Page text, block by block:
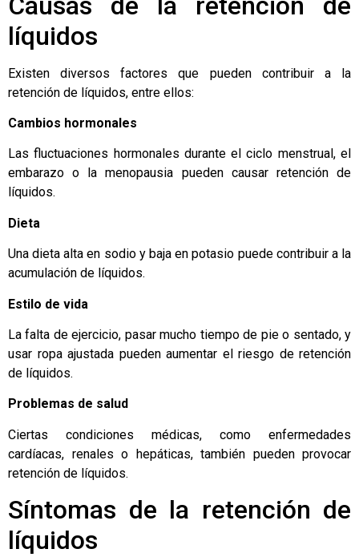
líquidos
Existen diversos factores que pueden contribuir a la
retención de líquidos, entre ellos:
Cambios hormonales
Las fluctuaciones hormonales durante el ciclo menstrual, el
embarazo o la menopausia pueden causar retención de
líquidos.
Dieta
Una dieta alta en sodio y baja en potasio puede contribuir a la
acumulación de líquidos.
Estilo de vida
La falta de ejercicio, pasar mucho tiempo de pie o sentado, y
usar ropa ajustada pueden aumentar el riesgo de retención
de líquidos.
Problemas de salud
Ciertas condiciones médicas, como enfermedades
cardíacas, renales o hepáticas, también pueden provocar
retención de líquidos.
Síntomas de la retención de
líquidos